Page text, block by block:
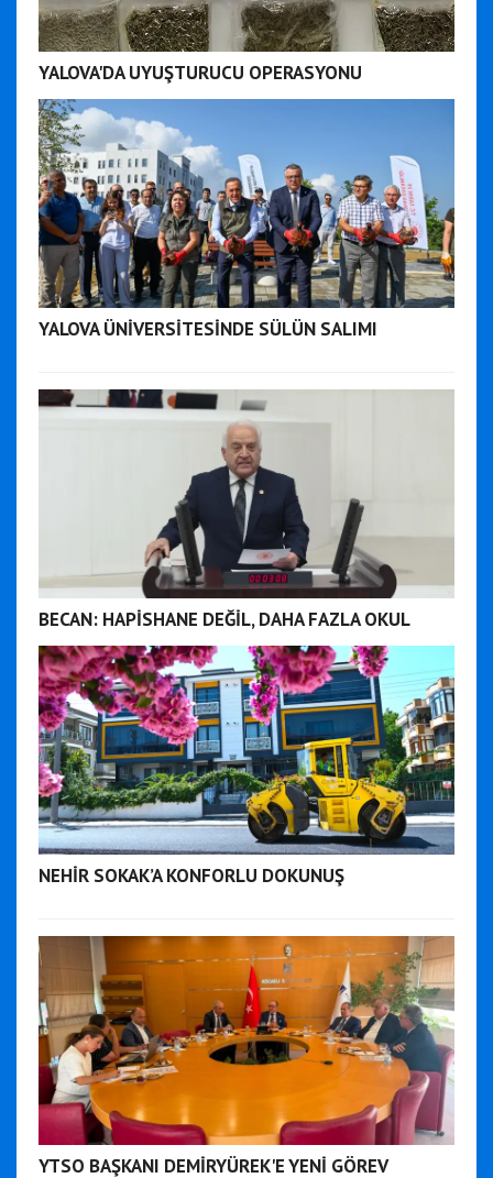
YALOVA'DA UYUŞTURUCU OPERASYONU
YALOVA ÜNİVERSİTESİNDE SÜLÜN SALIMI
BECAN: HAPİSHANE DEĞİL, DAHA FAZLA OKUL
NEHİR SOKAK’A KONFORLU DOKUNUŞ
YTSO BAŞKANI DEMİRYÜREK'E YENİ GÖREV